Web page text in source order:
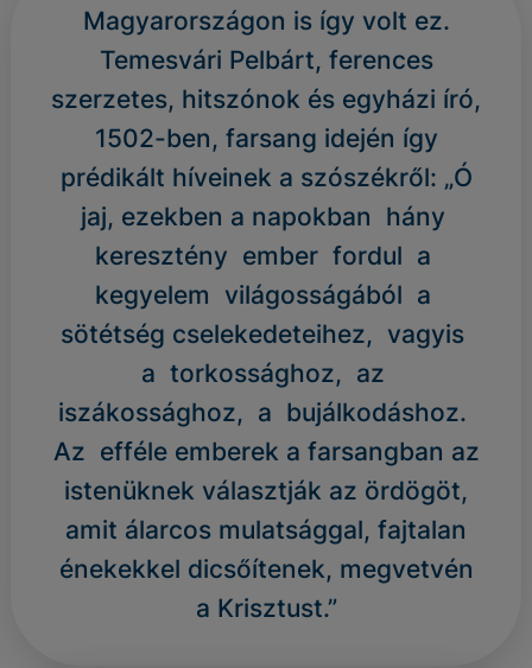
Magyarországon is így volt ez.
Temesvári Pelbárt, ferences
szerzetes, hitszónok és egyházi író,
1502-ben, farsang idején így
prédikált híveinek a szószékről: „Ó
jaj, ezekben a napokban hány
keresztény ember fordul a
kegyelem világosságából a
sötétség cselekedeteihez, vagyis
a torkossághoz, az
iszákossághoz, a bujálkodáshoz.
Az efféle emberek a farsangban az
istenüknek választják az ördögöt,
amit álarcos mulatsággal, fajtalan
énekekkel dicsőítenek, megvetvén
a Krisztust.”